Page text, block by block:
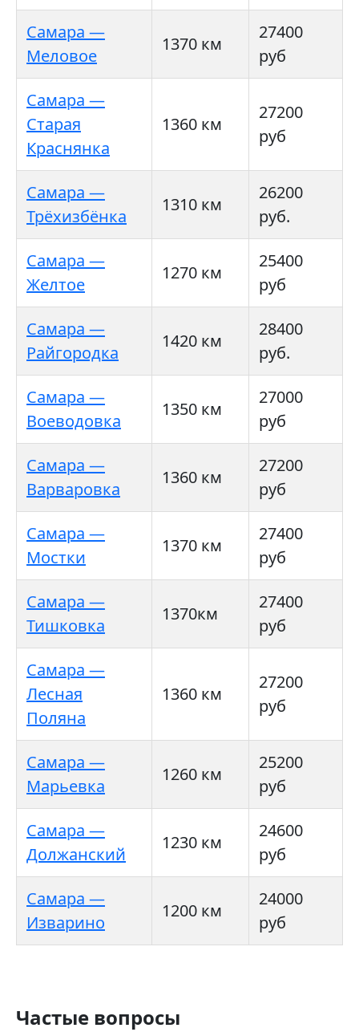
Самара —
Меловое
1370 км
27400
руб
Самара —
Старая
Краснянка
1360 км
27200
руб
Самара —
Трёхизбёнка
1310 км
26200
руб.
Самара —
Желтое
1270 км
25400
руб
Самара —
Райгородка
1420 км
28400
руб.
Самара —
Воеводовка
1350 км
27000
руб
Самара —
Варваровка
1360 км
27200
руб
Самара —
Мостки
1370 км
27400
руб
Самара —
Тишковка
1370км
27400
руб
Самара —
Лесная
Поляна
1360 км
27200
руб
Самара —
Марьевка
1260 км
25200
руб
Самара —
Должанский
1230 км
24600
руб
Самара —
Изварино
1200 км
24000
руб
Частые вопросы